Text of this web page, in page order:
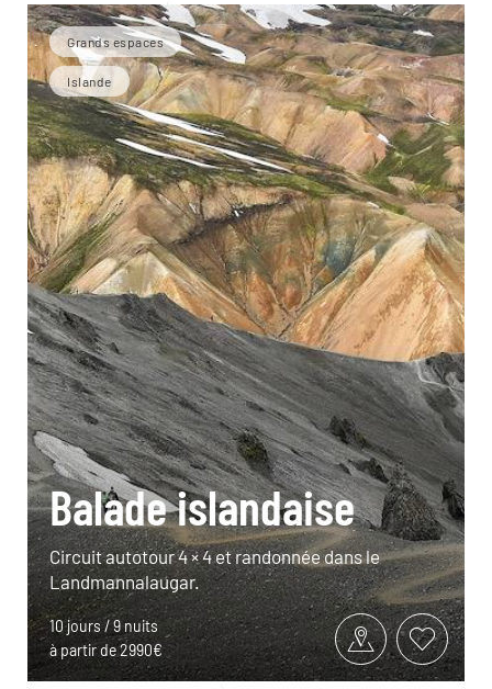
Grands espaces
Islande
Balade islandaise
Circuit autotour 4 × 4 et randonnée dans le
Landmannalaugar.
10 jours / 9 nuits
à partir de 2990€